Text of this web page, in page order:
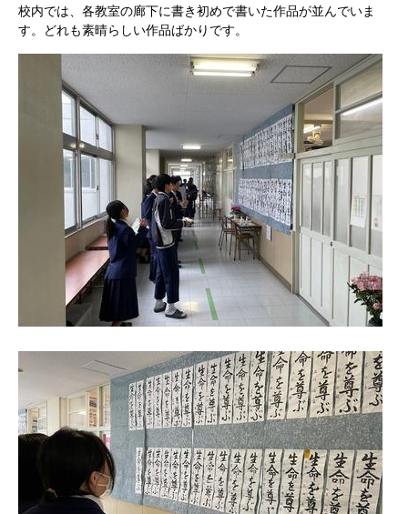
校内では、各教室の廊下に書き初めで書いた作品が並んでいま
す。どれも素晴らしい作品ばかりです。